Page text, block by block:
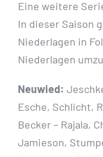
Eine weitere
In dieser Saison
Niederlagen in
Niederlagen
Neuwied:
Esche, Schlicht,
Becker – Rajala,
Jamieson,